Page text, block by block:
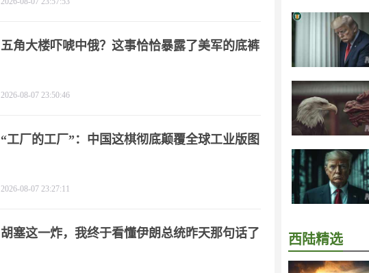
西陆精选
五角大楼吓唬中俄？这事恰恰暴露了美军的底裤
2026-08-07 23:50:46
“工厂的工厂”：中国这棋彻底颠覆全球工业版图
2026-08-07 23:27:11
胡塞这一炸，我终于看懂伊朗总统昨天那句话了